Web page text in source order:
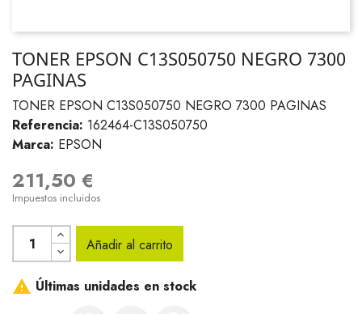
TONER EPSON C13S050750 NEGRO 7300
PAGINAS
TONER EPSON C13S050750 NEGRO 7300 PAGINAS
Referencia: 162464-C13S050750
Marca: EPSON
211,50 €
Impuestos incluidos
Añadir al carrito
 Últimas unidades en stock